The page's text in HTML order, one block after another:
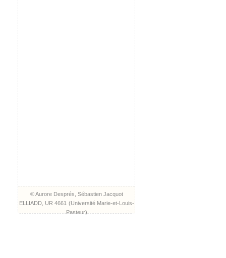
© Aurore Després, Sébastien Jacquot
ELLIADD, UR 4661 (Université Marie-et-Louis-
Pasteur)